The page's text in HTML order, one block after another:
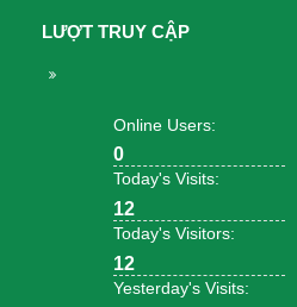
LƯỢT TRUY CẬP
Online Users:
0
Today's Visits:
12
Today's Visitors:
12
Yesterday's Visits: